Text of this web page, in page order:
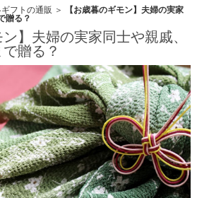
フトの通販 ＞
【お歳暮のギモン】夫婦の実家
贈る？
ン】夫婦の実家同士や親戚、
贈る？